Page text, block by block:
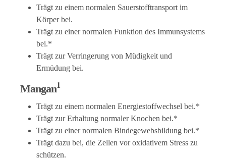
Trägt zu einem normalen Sauerstofftransport im
Körper bei.
Trägt zu einer normalen Funktion des Immunsystems
bei.*
Trägt zur Verringerung von Müdigkeit und
Ermüdung bei.
Mangan1
Trägt zu einem normalen Energiestoffwechsel bei.*
Trägt zur Erhaltung normaler Knochen bei.*
Trägt zu einer normalen Bindegewebsbildung bei.*
Trägt dazu bei, die Zellen vor oxidativem Stress zu
schützen.